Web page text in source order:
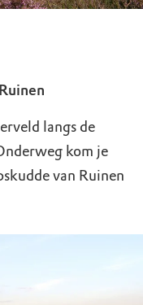
langs de
kom je
van Ruinen